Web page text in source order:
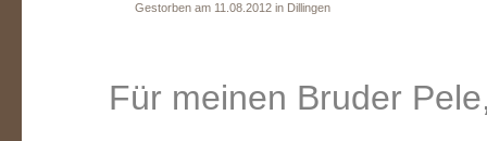
Gestorben am 11.08.2012 in Dillingen
Für meinen Bruder